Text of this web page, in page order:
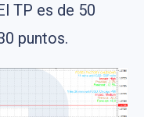
TP es de 50
puntos.